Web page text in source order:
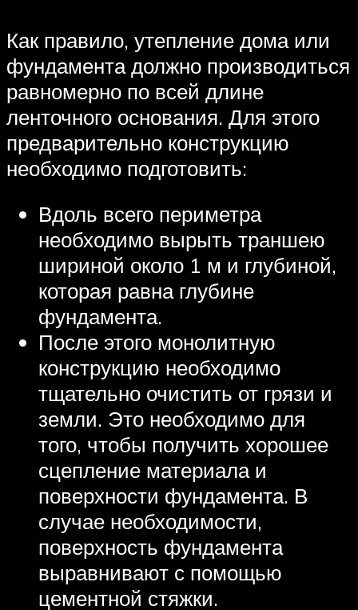
Как правило, утепление дома или
фундамента должно производиться
равномерно по всей длине
ленточного основания. Для этого
предварительно конструкцию
необходимо подготовить:
Вдоль всего периметра
необходимо вырыть траншею
шириной около 1 м и глубиной,
которая равна глубине
фундамента.
После этого монолитную
конструкцию необходимо
тщательно очистить от грязи и
земли. Это необходимо для
того, чтобы получить хорошее
сцепление материала и
поверхности фундамента. В
случае необходимости,
поверхность фундамента
выравнивают с помощью
цементной стяжки.